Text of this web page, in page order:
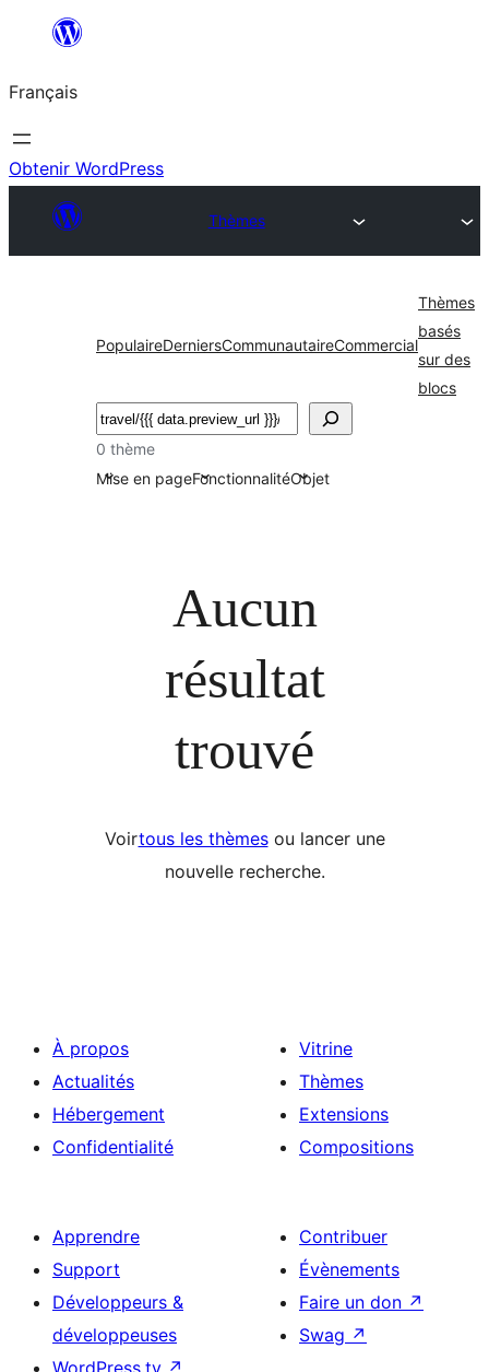
contenu
Français
Obtenir WordPress
Thèmes
PopulaireDerniersCommunautaireCommercial
Thèmes
basés
sur des
blocs
Rechercher
0 thème
Mise en pageFonctionnalitéObjet
Aucun
résultat
trouvé
Voirtous les thèmesou lancer une
nouvelle recherche.
À propos
Actualités
Hébergement
Confidentialité
Vitrine
Thèmes
Extensions
Compositions
Apprendre
Support
Développeurs &
développeuses
WordPress.tv ↗
Contribuer
Évènements
Faire un don ↗
Swag ↗